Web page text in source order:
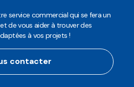
service commercial qui se fera un
de vous aider à trouver des
à vos projets !
contacter